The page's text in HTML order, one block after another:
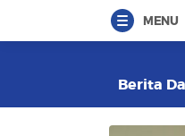
MENU
Berita